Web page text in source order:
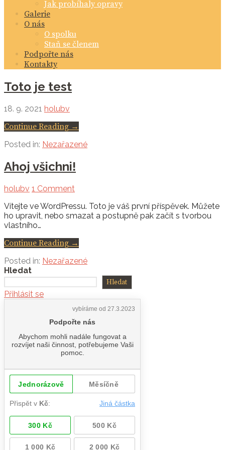
Jak probíhaly opravy
Galerie
O nás
O spolku
Staň se členem
Podpořte nás
Kontakty
Toto je test
18. 9. 2021 holubv
Continue Reading →
Posted in: Nezařazené
Ahoj všichni!
holubv 1 Comment
Vítejte ve WordPressu. Toto je váš první příspěvek. Můžete
ho upravit, nebo smazat a postupně pak začít s tvorbou
vlastního…
Continue Reading →
Posted in: Nezařazené
Hledat
Hledat
Přihlásit se